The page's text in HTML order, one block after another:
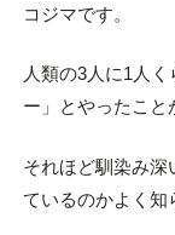
コジマです。
人類の3人に1人
ー」とやったこと
それほど馴染み深
ているのかよく知